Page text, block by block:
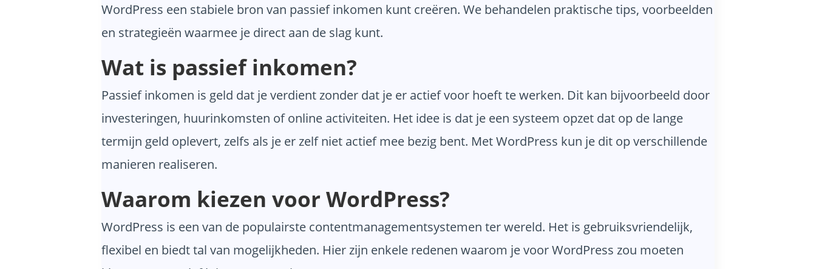
WordPress een stabiele bron van passief inkomen kunt creëren. We behandelen praktische tips, voorbeelden
en strategieën waarmee je direct aan de slag kunt.
Wat is passief inkomen?
Passief inkomen is geld dat je verdient zonder dat je er actief voor hoeft te werken. Dit kan bijvoorbeeld door
investeringen, huurinkomsten of online activiteiten. Het idee is dat je een systeem opzet dat op de lange
termijn geld oplevert, zelfs als je er zelf niet actief mee bezig bent. Met WordPress kun je dit op verschillende
manieren realiseren.
Waarom kiezen voor WordPress?
WordPress is een van de populairste contentmanagementsystemen ter wereld. Het is gebruiksvriendelijk,
flexibel en biedt tal van mogelijkheden. Hier zijn enkele redenen waarom je voor WordPress zou moeten